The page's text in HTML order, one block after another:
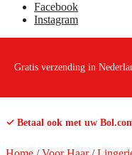
Facebook
Instagram
Gratis verzending in
✓ Betaal ook met uw